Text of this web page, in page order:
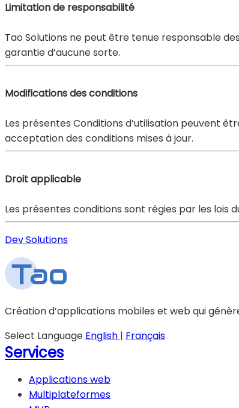
Limitation de responsabilité
Tao Solutions ne peut être tenue responsable
garantie d’aucune sorte.
Modifications des conditions
Les présentes Conditions d’utilisation peuvent
acceptation des conditions mises à jour.
Droit applicable
Les présentes conditions sont régies par les lois
Dev Solutions
Création d’applications mobiles et web qui
Select Language English | Français
Services
Applications web
Multiplateformes